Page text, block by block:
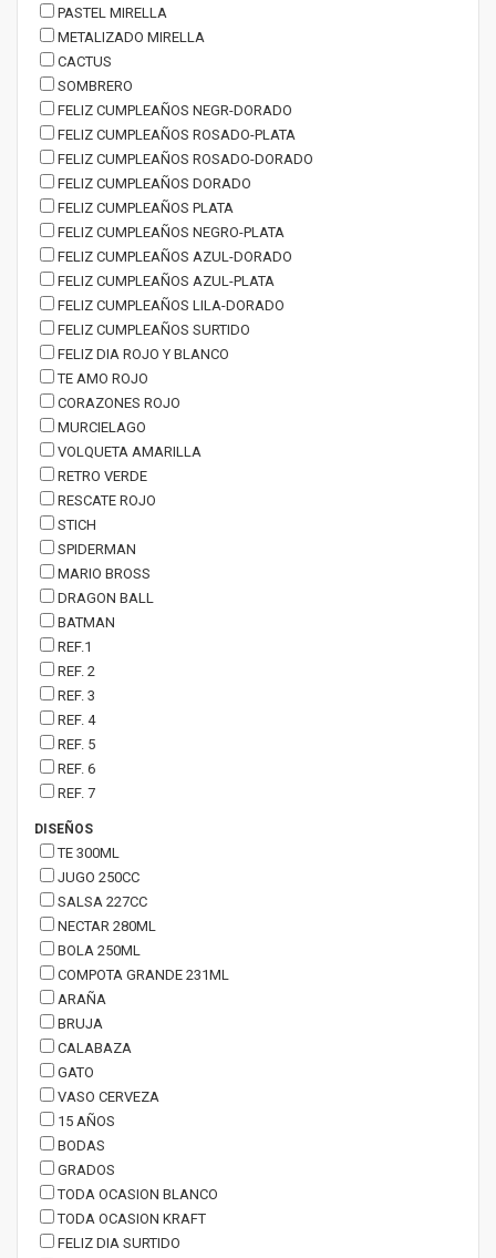
PASTEL MIRELLA
METALIZADO MIRELLA
CACTUS
SOMBRERO
FELIZ CUMPLEAÑOS NEGR-DORADO
FELIZ CUMPLEAÑOS ROSADO-PLATA
FELIZ CUMPLEAÑOS ROSADO-DORADO
FELIZ CUMPLEAÑOS DORADO
FELIZ CUMPLEAÑOS PLATA
FELIZ CUMPLEAÑOS NEGRO-PLATA
FELIZ CUMPLEAÑOS AZUL-DORADO
FELIZ CUMPLEAÑOS AZUL-PLATA
FELIZ CUMPLEAÑOS LILA-DORADO
FELIZ CUMPLEAÑOS SURTIDO
FELIZ DIA ROJO Y BLANCO
TE AMO ROJO
CORAZONES ROJO
MURCIELAGO
VOLQUETA AMARILLA
RETRO VERDE
RESCATE ROJO
STICH
SPIDERMAN
MARIO BROSS
DRAGON BALL
BATMAN
REF.1
REF. 2
REF. 3
REF. 4
REF. 5
REF. 6
REF. 7
DISEÑOS
TE 300ML
JUGO 250CC
SALSA 227CC
NECTAR 280ML
BOLA 250ML
COMPOTA GRANDE 231ML
ARAÑA
BRUJA
CALABAZA
GATO
VASO CERVEZA
15 AÑOS
BODAS
GRADOS
TODA OCASION BLANCO
TODA OCASION KRAFT
FELIZ DIA SURTIDO